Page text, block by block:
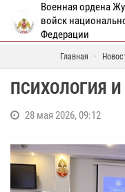
Военная ордена
войск
Федерации
Главная
ПСИХОЛОГИЯ
28 мая 2026, 09:12